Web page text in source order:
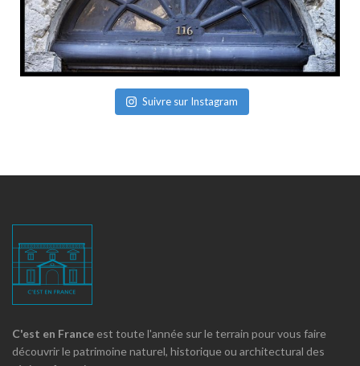
Suivre sur Instagram
C'est en France est toute l'année sur le terrain pour vous faire
découvrir le patrimoine naturel, historique ou architectural des